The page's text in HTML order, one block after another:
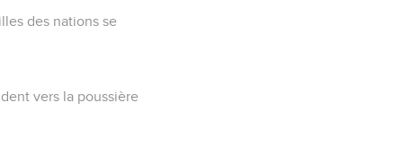
des nations se
vers la poussière